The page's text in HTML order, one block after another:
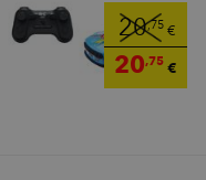
20,75€
20,75€